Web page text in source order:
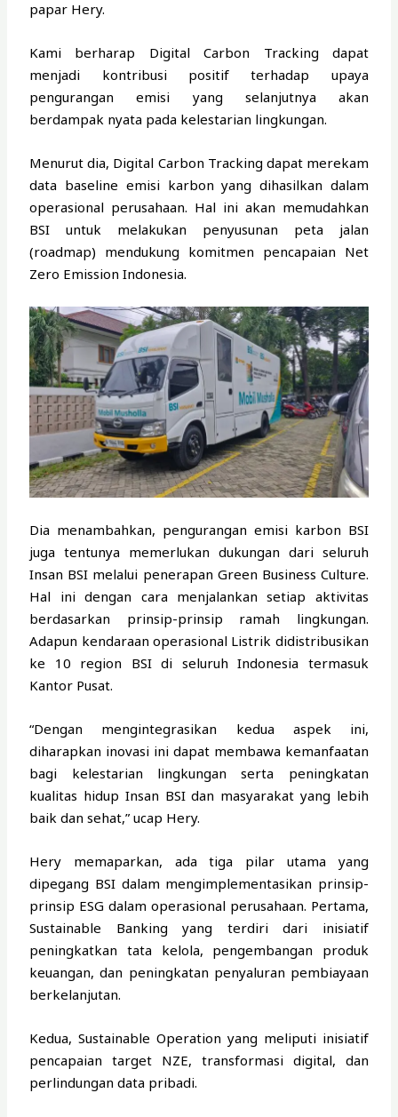
papar Hery.
Kami berharap Digital Carbon Tracking dapat
menjadi kontribusi positif terhadap upaya
pengurangan emisi yang selanjutnya akan
berdampak nyata pada kelestarian lingkungan.
Menurut dia, Digital Carbon Tracking dapat merekam
data baseline emisi karbon yang dihasilkan dalam
operasional perusahaan. Hal ini akan memudahkan
BSI untuk melakukan penyusunan peta jalan
(roadmap) mendukung komitmen pencapaian Net
Zero Emission Indonesia.
Dia menambahkan, pengurangan emisi karbon BSI
juga tentunya memerlukan dukungan dari seluruh
Insan BSI melalui penerapan Green Business Culture.
Hal ini dengan cara menjalankan setiap aktivitas
berdasarkan prinsip-prinsip ramah lingkungan.
Adapun kendaraan operasional Listrik didistribusikan
ke 10 region BSI di seluruh Indonesia termasuk
Kantor Pusat.
“Dengan mengintegrasikan kedua aspek ini,
diharapkan inovasi ini dapat membawa kemanfaatan
bagi kelestarian lingkungan serta peningkatan
kualitas hidup Insan BSI dan masyarakat yang lebih
baik dan sehat,” ucap Hery.
Hery memaparkan, ada tiga pilar utama yang
dipegang BSI dalam mengimplementasikan prinsip-
prinsip ESG dalam operasional perusahaan. Pertama,
Sustainable Banking yang terdiri dari inisiatif
peningkatkan tata kelola, pengembangan produk
keuangan, dan peningkatan penyaluran pembiayaan
berkelanjutan.
Kedua, Sustainable Operation yang meliputi inisiatif
pencapaian target NZE, transformasi digital, dan
perlindungan data pribadi.